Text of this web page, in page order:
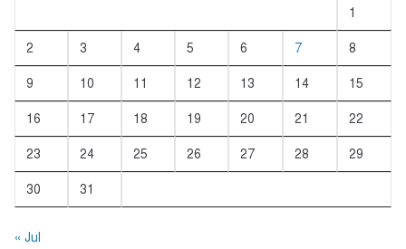
1
2 3 4 5 6 7 8
9 10 11 12 13 14 15
16 17 18 19 20 21 22
23 24 25 26 27 28 29
30 31
« Jul